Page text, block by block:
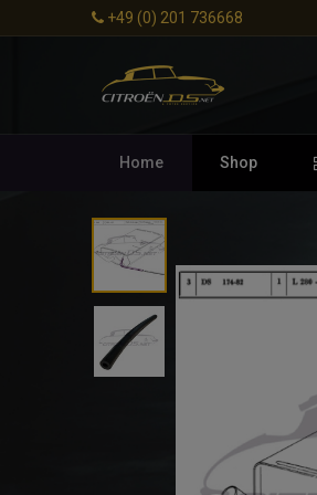
+49 (0) 201 736668
Home Shop